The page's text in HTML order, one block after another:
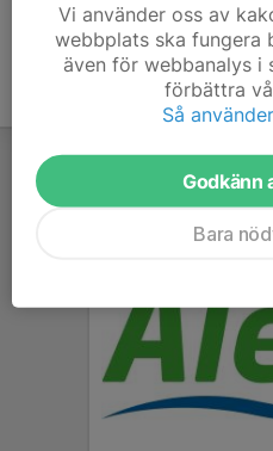
Vi använder oss av
webbplats ska fungera
även för webbanalys i
förbättra
Så
Godkänn
Bara